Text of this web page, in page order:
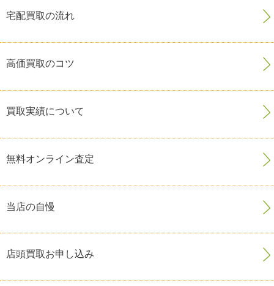
宅配買取の流れ
高価買取のコツ
買取実績について
無料オンライン査定
当店の自慢
店頭買取お申し込み